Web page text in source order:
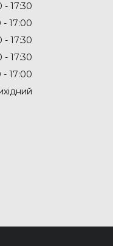
17:30
17:00
17:30
17:30
17:00